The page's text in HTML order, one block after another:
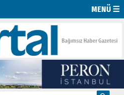
MENÜ ☰